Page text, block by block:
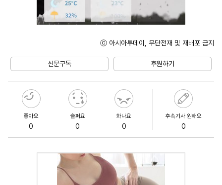
ⓒ 아시아투데이, 무단전재 및 재배포 금지
신문구독 후원하기
좋아요
0
슬퍼요
0
화나요
0
후속기사 원해요
0